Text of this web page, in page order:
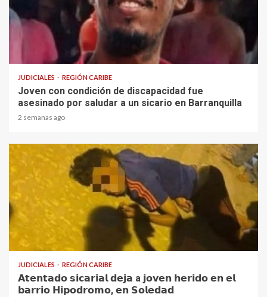
JUDICIALES REGIÓN CARIBE
Joven con condición de discapacidad fue
asesinado por saludar a un sicario en Barranquilla
2 semanas ago
1 min read
JUDICIALES REGIÓN CARIBE
𝗔𝘁𝗲𝗻𝘁𝗮𝗱𝗼 𝘀𝗶𝗰𝗮𝗿𝗶𝗮𝗹 𝗱𝗲𝗷𝗮 a 𝗷𝗼𝘃𝗲𝗻 𝗵𝗲𝗿𝗶𝗱𝗼 𝗲𝗻 𝗲𝗹
𝗯𝗮𝗿𝗿𝗶𝗼 𝗛𝗶𝗽𝗼𝗱𝗿𝗼𝗺𝗼, 𝗲𝗻 𝗦𝗼𝗹𝗲𝗱𝗮𝗱